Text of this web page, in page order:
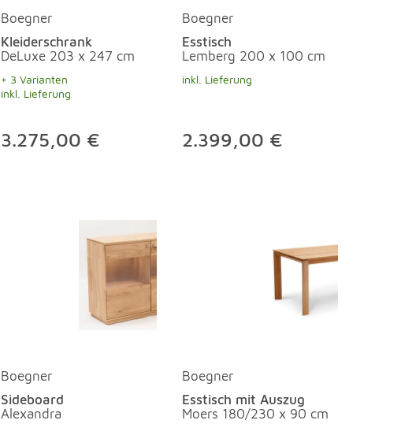
Boegner
Kleiderschrank
DeLuxe 203 x 247 cm
+ 3 Varianten
inkl. Lieferung
3.275,00 €
Boegner
Esstisch
Lemberg 200 x 100 cm
inkl. Lieferung
2.399,00 €
Boegner
Sideboard
Alexandra
Boegner
Esstisch mit Auszug
Moers 180/230 x 90 cm